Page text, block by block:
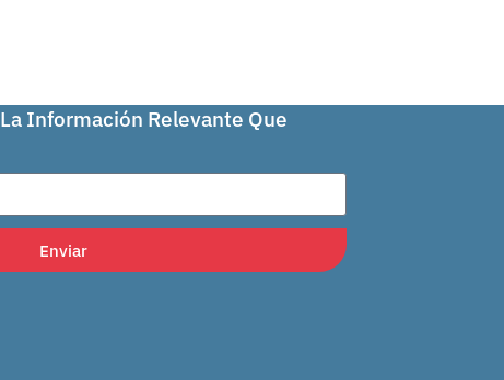
Información Relevante Que
Enviar